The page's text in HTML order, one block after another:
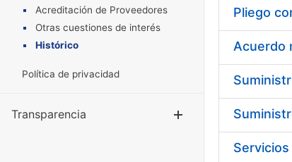
Acreditación de Proveedores
Otras cuestiones de interés
Histórico
Política de privacidad
Transparencia Mostrar/
Pliego
Acuerdo